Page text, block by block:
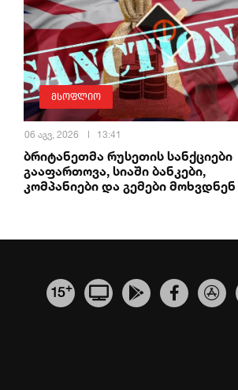
მსოფლიო
06 აგვ, 2026 13:41
ბრიტანეთმა რუსეთის სანქციები
გააფართოვა, სიაში ბანკები,
კომპანიები და გემები მოხვდნენ
15+